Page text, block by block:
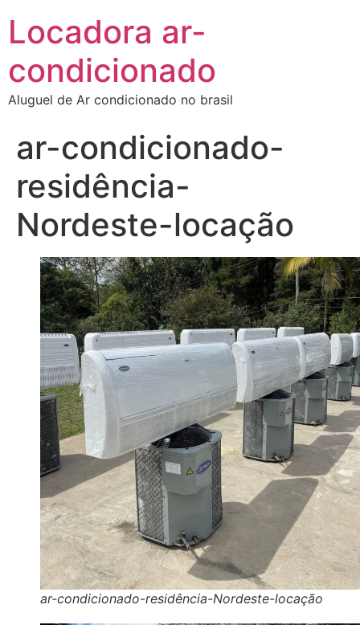
Locadora ar-
condicionado
Aluguel de Ar condicionado no brasil
ar-condicionado-
residência-
Nordeste-locação
ar-condicionado-residência-Nordeste-locação